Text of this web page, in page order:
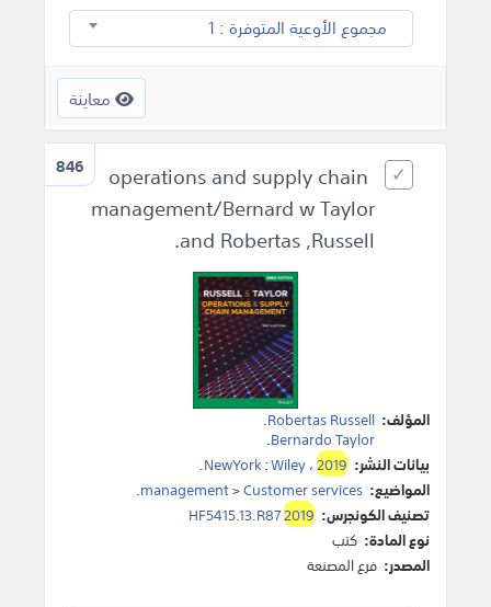
مجموع الأوعية المتوفرة : 1
معاينة
846
operations and supply chain
management/Bernard w Taylor
and Robertas ,Russell.
المؤلف: Robertas Russell
.
Bernardo Taylor
.
بيانات النشر:
NewYork:Wiley،2019
.
المواضيع:
management>Customer services
.
تصنيف الكونجرس:
HF5415.13.R872019
نوع المادة: كتب
المصدر: فرع المصنعة